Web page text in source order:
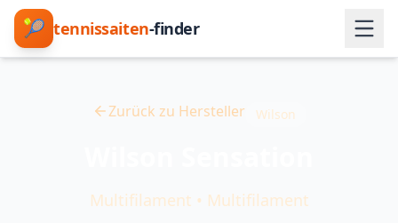
🎾 tennissaiten-finder
Zurück zu Hersteller Wilson
Multifilament • Multifilament